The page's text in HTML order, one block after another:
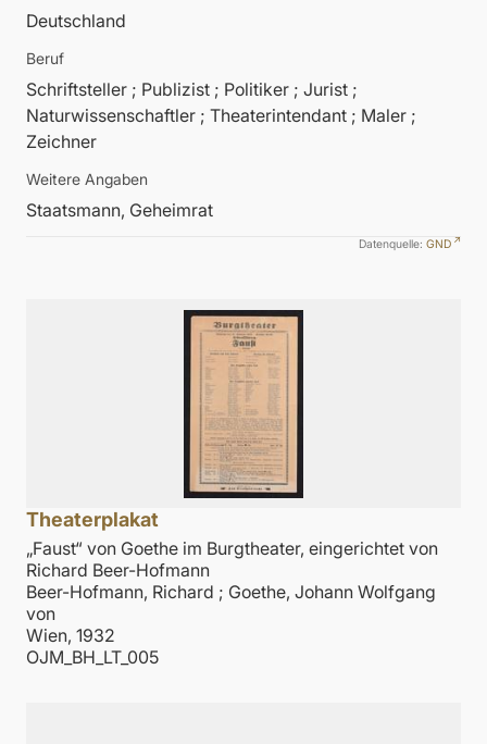
Deutschland
Beruf
Schriftsteller ; Publizist ; Politiker ; Jurist ;
Naturwissenschaftler ; Theaterintendant ; Maler ;
Zeichner
Weitere Angaben
Staatsmann, Geheimrat
Datenquelle: GND
Theaterplakat
„Faust“ von Goethe im Burgtheater, eingerichtet von
Richard Beer-Hofmann
Beer-Hofmann, Richard ; Goethe, Johann Wolfgang
von
Wien, 1932
OJM_BH_LT_005